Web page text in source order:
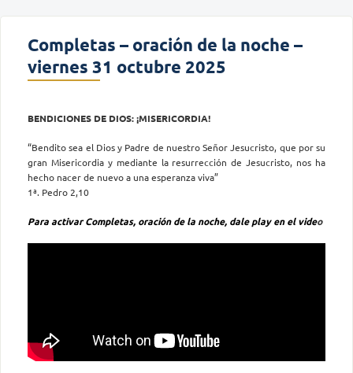
Completas – oración de la noche –
viernes 31 octubre 2025
BENDICIONES DE DIOS: ¡MISERICORDIA!
“Bendito sea el Dios y Padre de nuestro Señor Jesucristo, que por su
gran Misericordia y mediante la resurrección de Jesucristo, nos ha
hecho nacer de nuevo a una esperanza viva”
1ª. Pedro 2,10
Para activar Completas, oración de la noche, dale play en el video